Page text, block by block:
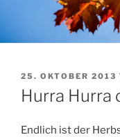
VERÖFFENTLICHT
AM
25. OKTOBER 2013
Hurra Hurra
Endlich ist der